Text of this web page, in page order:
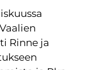
Rinne ja